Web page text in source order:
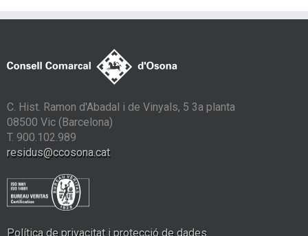
C. Hist. Ramon d'Abadal i de Vinyals, 5 3a planta
08500 Vic (Barcelona)
T. 900.102.989
residus@ccosona.cat
Política de privacitat i protecció de dades